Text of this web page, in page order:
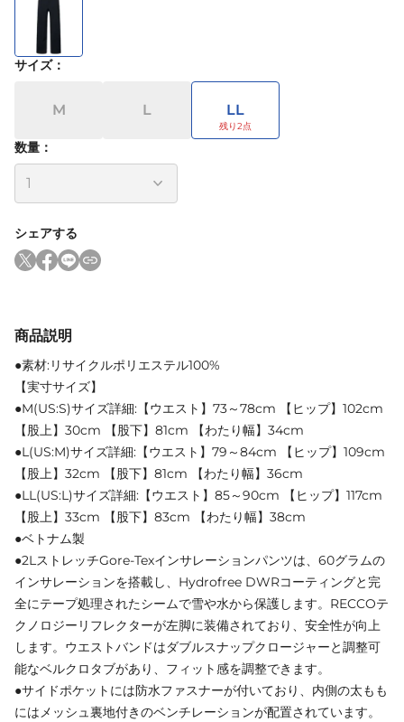
サイズ：
M L LL
数量：
シェアする
商品説明
●素材:リサイクルポリエステル100%
【実寸サイズ】
●M(US:S)サイズ詳細:【ウエスト】73～78cm 【ヒップ】102cm
【股上】30cm 【股下】81cm 【わたり幅】34cm
●L(US:M)サイズ詳細:【ウエスト】79～84cm 【ヒップ】109cm
【股上】32cm 【股下】81cm 【わたり幅】36cm
●LL(US:L)サイズ詳細:【ウエスト】85～90cm 【ヒップ】117cm
【股上】33cm 【股下】83cm 【わたり幅】38cm
●ベトナム製
●2LストレッチGore-Texインサレーションパンツは、60グラムの
インサレーションを搭載し、Hydrofree DWRコーティングと完
全にテープ処理されたシームで雪や水から保護します。RECCOテ
クノロジーリフレクターが左脚に装備されており、安全性が向上
します。ウエストバンドはダブルスナップクロージャーと調整可
能なベルクロタブがあり、フィット感を調整できます。
●サイドポケットには防水ファスナーが付いており、内側の太もも
にはメッシュ裏地付きのベンチレーションが配置されています。